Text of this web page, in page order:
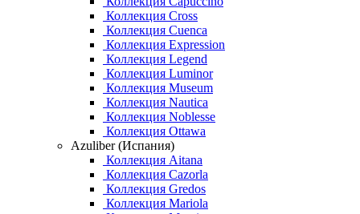
Коллекция Cross
Коллекция Cuenca
Коллекция Expression
Коллекция Legend
Коллекция Luminor
Коллекция Museum
Коллекция Nautica
Коллекция Noblesse
Коллекция Ottawa
Azuliber (Испания)
Коллекция Aitana
Коллекция Cazorla
Коллекция Gredos
Коллекция Mariola